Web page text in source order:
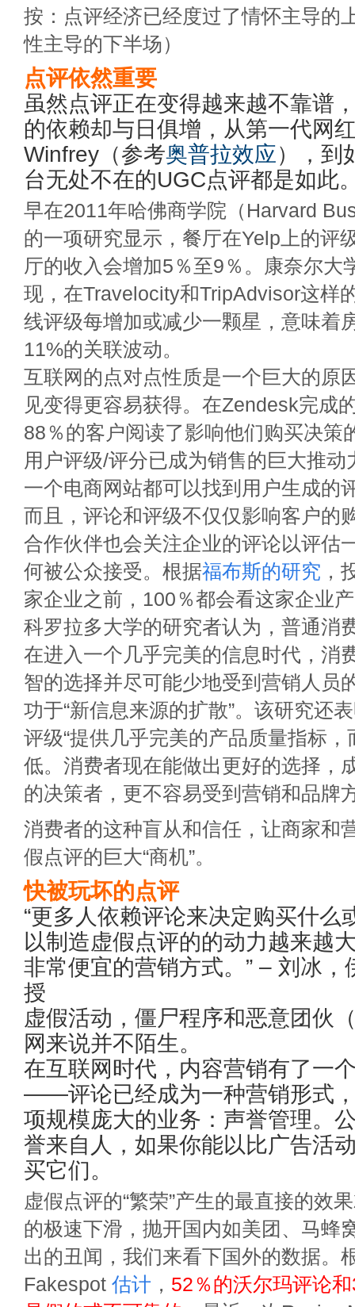
按：点评经济已经度过了情怀主导的
性主导的下半场）
点评依然重要
虽然点评正在变得越来越不靠谱
的依赖却与日俱增，从第一代网
Winfrey（参考奥普拉效应），到
台无处不在的UGC点评都是如此
早在2011年哈佛商学院（Harvard
的一项研究显示，餐厅在Yelp上的评
厅的收入会增加5％至9％。康奈尔大
现，在Travelocity和TripAdvisor这样
线评级每增加或减少一颗星，意味着
11%的关联波动。
互联网的点对点性质是一个巨大的原
见变得更容易获得。在Zendesk完成
88％的客户阅读了影响他们购买决策
用户评级/评分已成为销售的巨大推动
一个电商网站都可以找到用户生成的
而且，评论和评级不仅仅影响客户的
合作伙伴也会关注企业的评论以评估
何被公众接受。根据福布斯的研究 ，
家企业之前，100％都会看这家企业
科罗拉多大学的研究者认为，普通消
在进入一个几乎完美的信息时代，消
智的选择并尽可能少地受到营销人员
功于“新信息来源的扩散”。该研究还
评级“提供几乎完美的产品质量指标
低。消费者现在能做出更好的选择，
的决策者，更不容易受到营销和品牌
消费者的这种盲从和信任，让商家和
假点评的巨大“商机”。
快被玩坏的点评
“更多人依赖评论来决定购买什么
以制造虚假点评的的动力越来
非常便宜的营销方式。” – 刘冰，
授
虚假活动，僵尸程序和恶意团伙
网来说并不陌生。
在互联网时代，内容营销有了一
——评论已经成为一种营销形式
项规模庞大的业务：声誉管理。
誉来自人，如果你能以比广告活
买它们。
虚假点评的“繁荣”产生的最直接的效
的极速下滑，抛开国内如美团、马蜂
出的丑闻，我们来看下国外的数据。
Fakespot 估计 ， 52％的沃尔玛评论